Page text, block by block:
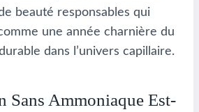
beauté responsables qui
une année charnière du
dans l’univers capillaire.
Sans Ammoniaque Est-